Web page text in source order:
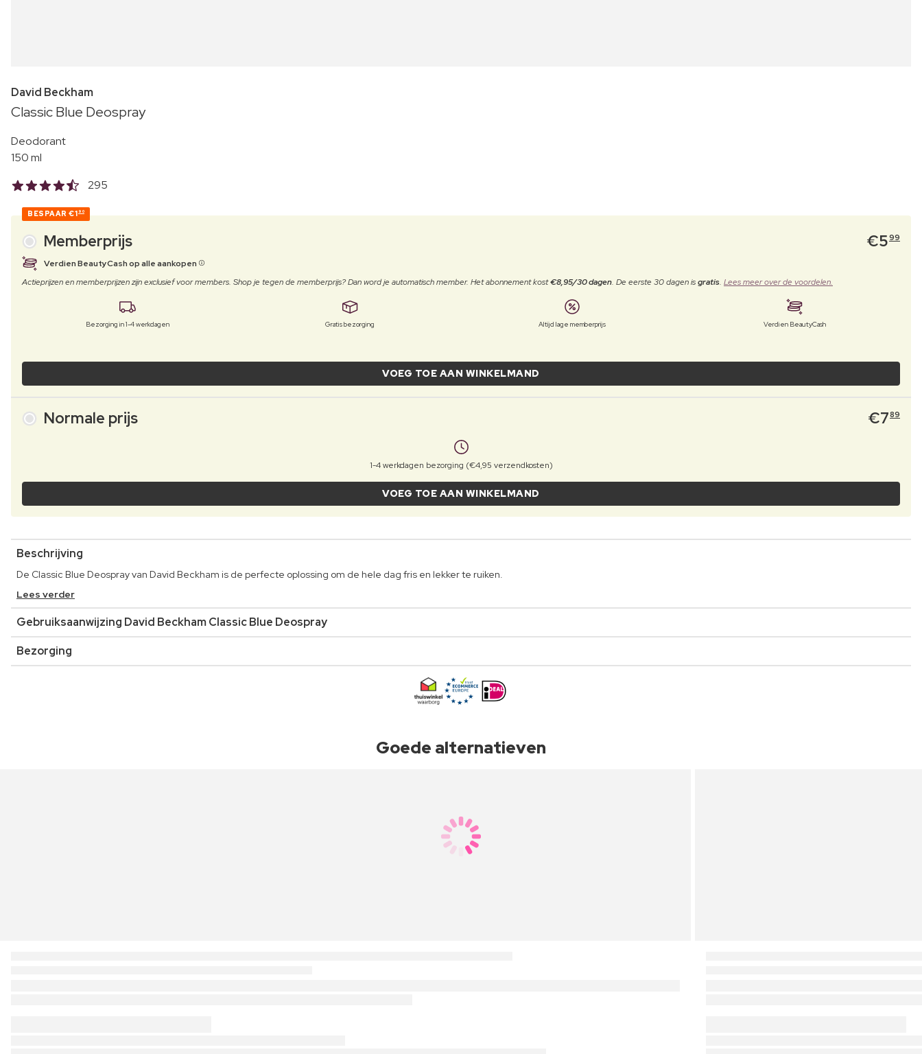
David Beckham
Classic Blue Deospray
Deodorant
150 ml
295
BESPAAR €1 90
Memberprijs €599
Verdien BeautyCash op alle aankopen
Actieprijzen en memberprijzen zijn exclusief voor members. Shop je tegen de memberprijs? Dan word je automatisch member. Het abonnement kost€8,95/30 dagen. De eerste 30 dagen isgratis. Lees meer over de voordelen.
Bezorging in 1-4 werkdagen Gratis bezorging Altijd lage memberprijs Verdien BeautyCash
VOEG TOE AAN WINKELMAND
Normale prijs €789
1-4 werkdagen bezorging (€4,95 verzendkosten)
VOEG TOE AAN WINKELMAND
Beschrijving
De Classic Blue Deospray van David Beckham is de perfecte oplossing om de hele dag fris en lekker te ruiken.
Lees verder
Gebruiksaanwijzing David Beckham Classic Blue Deospray
Bezorging
Goede alternatieven